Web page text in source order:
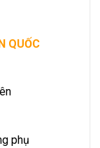
QUỐC
phụ